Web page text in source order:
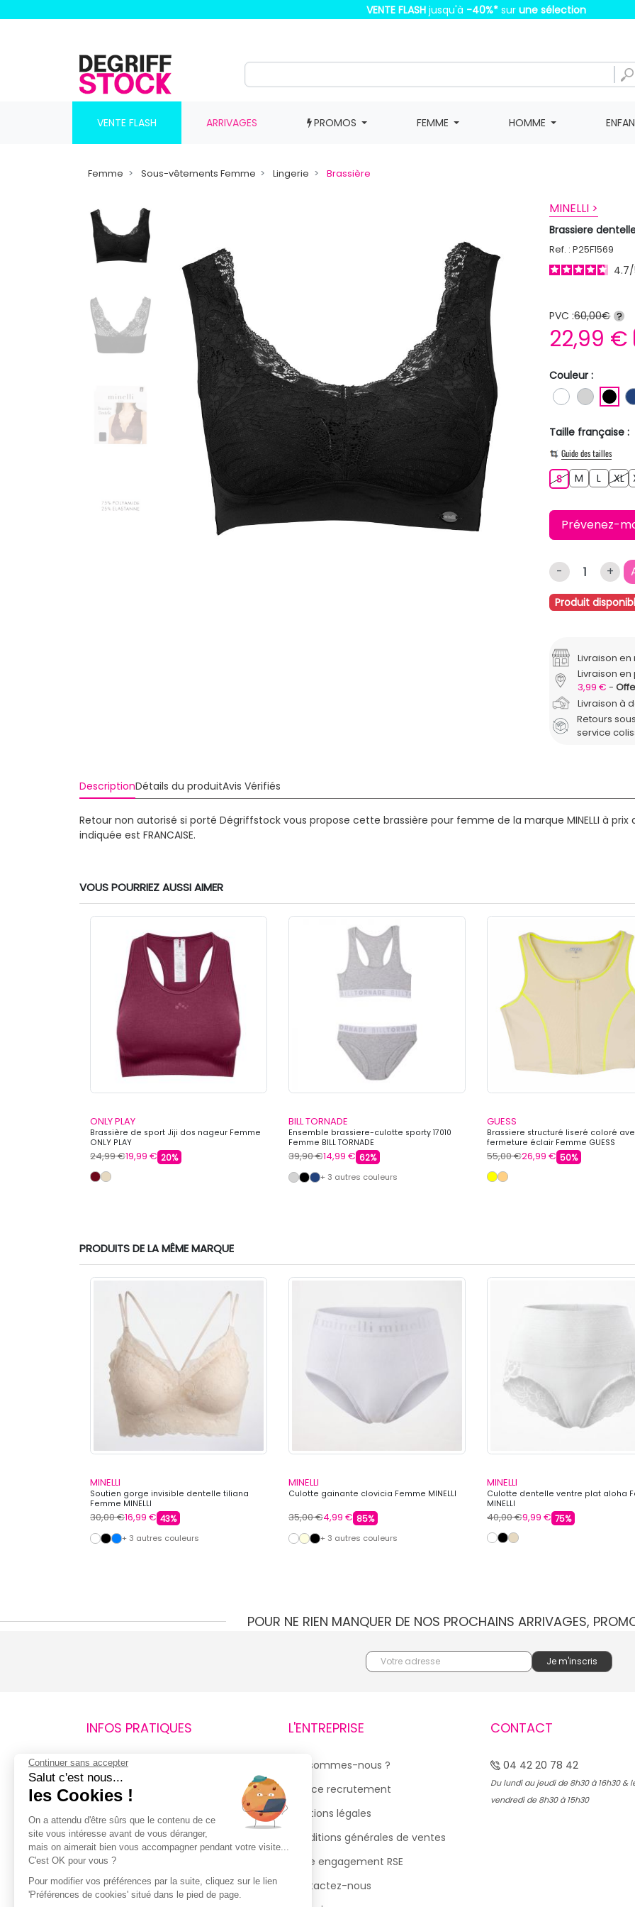
VENTE FLASH jusqu'à -40%* sur une sélection
VENTE FLASH ARRIVAGES PROMOS FEMME HOMME
Femme Sous-vêtements Femme Lingerie Brassière
MINELLI >
Brassiere
Ref. : P25F1569
4.7/
PVC :60,00€ ?
22,99 €
Couleur :
BLANCGRIS
Taille française :
Guide des tailles
SS M LL XLXL
Prévenez-
- +
Produit
Livraison
Livraison
3,99 €
Livraison à
Retours
service
DescriptionDétails du produitAvis Vérifiés
Retour non autorisé si porté Dégriffstock vous propose cette brassière pour femme de la marque MINELLI à prix
indiquée est FRANCAISE.
VOUS POURRIEZ AUSSI AIMER
ONLY PLAY
Brassière de sport Jiji dos nageur Femme
ONLY PLAY
24,99 €19,99 € 20%
BILL TORNADE
Ensemble brassiere-culotte sporty 17010
Femme BILL TORNADE
39,90 €14,99 € 62%
+ 3 autres couleurs
GUESS
Brassiere structuré liseré coloré
fermeture éclair Femme GUESS
55,00 €26,99 € 50%
PRODUITS DE LA MÊME MARQUE
MINELLI
Soutien gorge invisible dentelle tiliana
Femme MINELLI
30,00 €16,99 € 43%
+ 3 autres couleurs
MINELLI
Culotte gainante clovicia Femme MINELLI
35,00 €4,99 € 85%
+ 3 autres couleurs
MINELLI
Culotte dentelle ventre plat aloha
MINELLI
40,00 €9,99 € 75%
POUR NE RIEN MANQUER DE NOS PROCHAINS ARRIVAGES,
INFOS PRATIQUES
Retours et remboursements
Suivi de commande
Livraisons
Guide des tailles
Politique de confidentialité
Conditions générales d’utilisation
de la Carte de Fidélité
L'ENTREPRISE
Qui sommes-nous ?
Espace recrutement
Mentions légales
Conditions générales de ventes
Notre engagement RSE
Contactez-nous
CONTACT
04 42 20 78 42
Du lundi au jeudi de 8h30 à 16h30 &
vendredi de 8h30 à 15h30
Continuer sans accepter
Salut c'est nous...
les Cookies !
On a attendu d'être sûrs que le contenu de ce
site vous intéresse avant de vous déranger,
mais on aimerait bien vous accompagner pendant votre visite...
C'est OK pour vous ?
Pour modifier vos préférences par la suite, cliquez sur le lien
'Préférences de cookies' situé dans le pied de page.